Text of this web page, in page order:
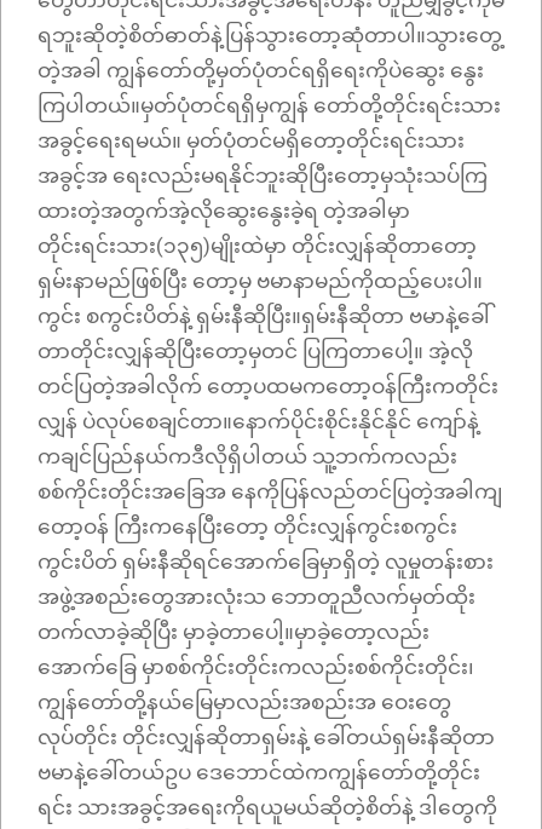
ရဘူးဆိုတဲ့စိတ်ဓာတ်နဲ့ပြန်သွားတော့ဆုံတာပါ။သွားတွေ့
တဲ့အခါ ကျွန်တော်တို့မှတ်ပုံတင်ရရှိရေးကိုပဲဆွေး နွေး
ကြပါတယ်။မှတ်ပုံတင်ရရှိမှကျွန် တော်တို့တိုင်းရင်းသား
အခွင့်ရေးရမယ်။ မှတ်ပုံတင်မရှိတော့တိုင်းရင်းသား
အခွင့်အ ရေးလည်းမရနိုင်ဘူးဆိုပြီးတော့မှသုံးသပ်ကြ
ထားတဲ့အတွက်အဲ့လိုဆွေးနွေးခဲ့ရ တဲ့အခါမှာ
တိုင်းရင်းသား(၁၃၅)မျိုးထဲမှာ တိုင်းလျှန်ဆိုတာတော့
ရှမ်းနာမည်ဖြစ်ပြီး တော့မှ ဗမာနာမည်ကိုထည့်ပေးပါ။
ကွင်း စကွင်းပိတ်နဲ့ ရှမ်းနီဆိုပြီး။ရှမ်းနီဆိုတာ ဗမာနဲ့ခေါ်
တာတိုင်းလျှန်ဆိုပြီးတော့မှတင် ပြကြတာပေါ့။ အဲ့လို
တင်ပြတဲ့အခါလိုက် တော့ပထမကတော့ဝန်ကြီးကတိုင်း
လျှန် ပဲလုပ်စေချင်တာ။နောက်ပိုင်းစိုင်းနိုင်နိုင် ကျော်နဲ့
ကချင်ပြည်နယ်ကဒီလိုရှိပါတယ် သူ့ဘက်ကလည်း
စစ်ကိုင်းတိုင်းအခြေအ နေကိုပြန်လည်တင်ပြတဲ့အခါကျ
တော့ဝန် ကြီးကနေပြီးတော့ တိုင်းလျှန်ကွင်းစကွင်း
ကွင်းပိတ် ရှမ်းနီဆိုရင်အောက်ခြေမှာရှိတဲ့ လူမှုတန်းစား
အဖွဲ့အစည်းတွေအားလုံးသ ဘောတူညီလက်မှတ်ထိုး
တက်လာခဲ့ဆိုပြီး မှာခဲ့တာပေါ့။မှာခဲ့တော့လည်း
အောက်ခြေ မှာစစ်ကိုင်းတိုင်းကလည်းစစ်ကိုင်းတိုင်း၊
ကျွန်တော်တို့နယ်မြေမှာလည်းအစည်းအ ဝေးတွေ
လုပ်တိုင်း တိုင်းလျှန်ဆိုတာရှမ်းနဲ့ ခေါ်တယ်ရှမ်းနီဆိုတာ
ဗမာနဲ့ခေါ်တယ်ဥပ ဒေဘောင်ထဲကကျွန်တော်တို့တိုင်း
ရင်း သားအခွင့်အရေးကိုရယူမယ်ဆိုတဲ့စိတ်နဲ့ ဒါတွေကို